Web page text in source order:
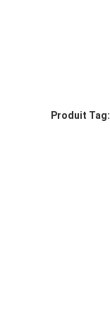
Produit Tag: